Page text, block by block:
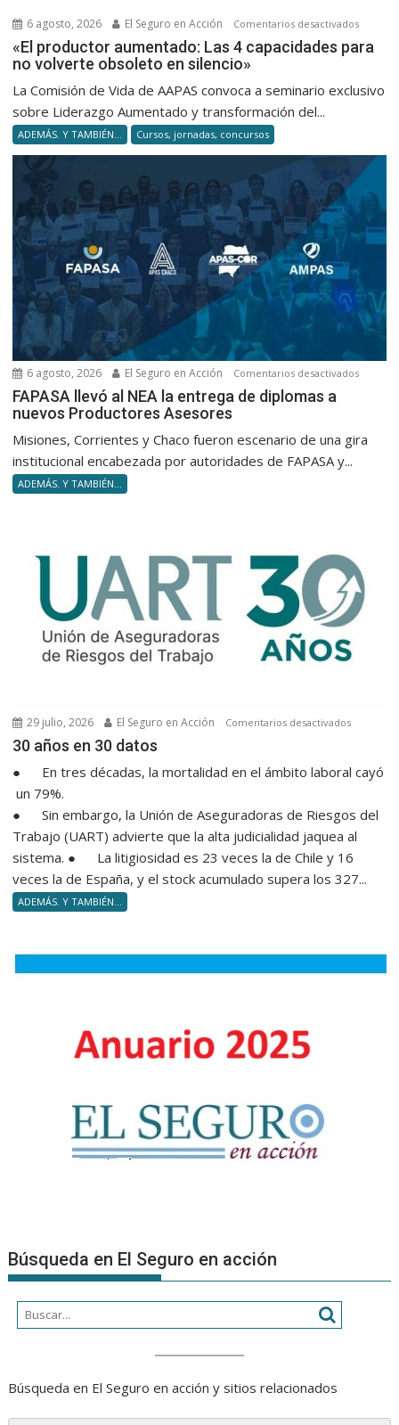
6 agosto, 2026 El Seguro en Acción Comentarios desactivadosen
«El
para
no
volverte
en
«El productor aumentado: Las 4 capacidades para
no volverte obsoleto en silencio»
La Comisión de Vida de AAPAS convoca a seminario exclusivo
sobre Liderazgo Aumentado y transformación del...
ADEMÁS. Y TAMBIÉN... Cursos, jornadas, concursos
6 agosto, 2026 El Seguro en Acción Comentarios desactivadosen
nuevos
FAPASA llevó al NEA la entrega de diplomas a
nuevos Productores Asesores
Misiones, Corrientes y Chaco fueron escenario de una gira
institucional encabezada por autoridades de FAPASA y...
ADEMÁS. Y TAMBIÉN...
29 julio, 2026 El Seguro en Acción Comentarios desactivadosen
30 años en 30 datos
● En tres décadas, la mortalidad en el ámbito laboral cayó
un 79%.
● Sin embargo, la Unión de Aseguradoras de Riesgos del
Trabajo (UART) advierte que la alta judicialidad jaquea al
sistema. ● La litigiosidad es 23 veces la de Chile y 16
veces la de España, y el stock acumulado supera los 327...
ADEMÁS. Y TAMBIÉN...
Búsqueda en El Seguro en acción
Búsqueda en El Seguro en acción y sitios relacionados